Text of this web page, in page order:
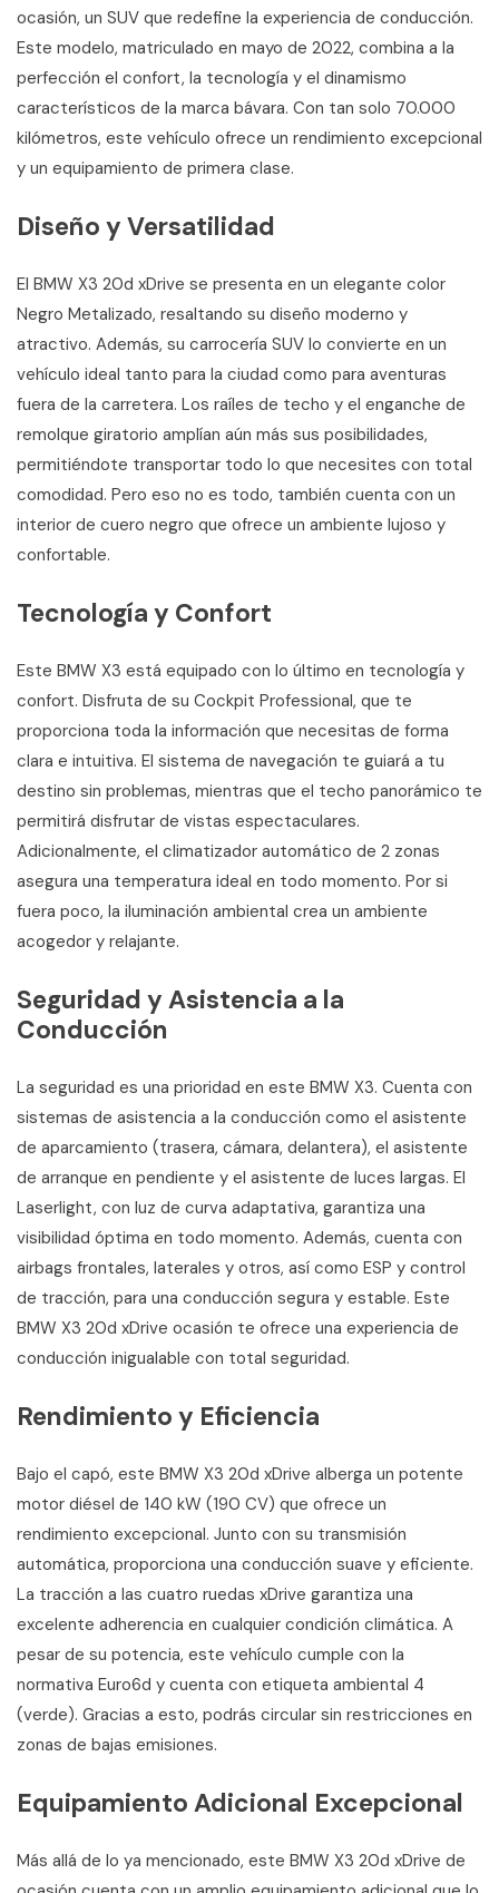
ocasión, un SUV que redefine la experiencia de conducción.
Este modelo, matriculado en mayo de 2022, combina a la
perfección el confort, la tecnología y el dinamismo
característicos de la marca bávara. Con tan solo 70.000
kilómetros, este vehículo ofrece un rendimiento excepcional
y un equipamiento de primera clase.
Diseño y Versatilidad
El BMW X3 20d xDrive se presenta en un elegante color
Negro Metalizado, resaltando su diseño moderno y
atractivo. Además, su carrocería SUV lo convierte en un
vehículo ideal tanto para la ciudad como para aventuras
fuera de la carretera. Los raíles de techo y el enganche de
remolque giratorio amplían aún más sus posibilidades,
permitiéndote transportar todo lo que necesites con total
comodidad. Pero eso no es todo, también cuenta con un
interior de cuero negro que ofrece un ambiente lujoso y
confortable.
Tecnología y Confort
Este BMW X3 está equipado con lo último en tecnología y
confort. Disfruta de su Cockpit Professional, que te
proporciona toda la información que necesitas de forma
clara e intuitiva. El sistema de navegación te guiará a tu
destino sin problemas, mientras que el techo panorámico te
permitirá disfrutar de vistas espectaculares.
Adicionalmente, el climatizador automático de 2 zonas
asegura una temperatura ideal en todo momento. Por si
fuera poco, la iluminación ambiental crea un ambiente
acogedor y relajante.
Seguridad y Asistencia a la
Conducción
La seguridad es una prioridad en este BMW X3. Cuenta con
sistemas de asistencia a la conducción como el asistente
de aparcamiento (trasera, cámara, delantera), el asistente
de arranque en pendiente y el asistente de luces largas. El
Laserlight, con luz de curva adaptativa, garantiza una
visibilidad óptima en todo momento. Además, cuenta con
airbags frontales, laterales y otros, así como ESP y control
de tracción, para una conducción segura y estable. Este
BMW X3 20d xDrive ocasión te ofrece una experiencia de
conducción inigualable con total seguridad.
Rendimiento y Eficiencia
Bajo el capó, este BMW X3 20d xDrive alberga un potente
motor diésel de 140 kW (190 CV) que ofrece un
rendimiento excepcional. Junto con su transmisión
automática, proporciona una conducción suave y eficiente.
La tracción a las cuatro ruedas xDrive garantiza una
excelente adherencia en cualquier condición climática. A
pesar de su potencia, este vehículo cumple con la
normativa Euro6d y cuenta con etiqueta ambiental 4
(verde). Gracias a esto, podrás circular sin restricciones en
zonas de bajas emisiones.
Equipamiento Adicional Excepcional
Más allá de lo ya mencionado, este BMW X3 20d xDrive de